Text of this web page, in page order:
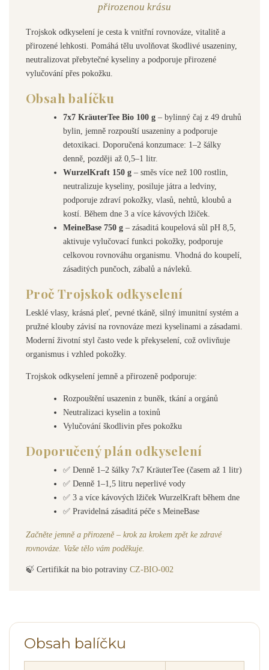
přirozenou krásu
Trojskok odkyselení je cesta k vnitřní rovnováze, vitalitě a
přirozené lehkosti. Pomáhá tělu uvolňovat škodlivé usazeniny,
neutralizovat přebytečné kyseliny a podporuje přirozené
vylučování přes pokožku.
Obsah balíčku
7x7 KräuterTee Bio 100 g – bylinný čaj z 49 druhů
bylin, jemně rozpouští usazeniny a podporuje
detoxikaci. Doporučená konzumace: 1–2 šálky
denně, později až 0,5–1 litr.
WurzelKraft 150 g – směs více než 100 rostlin,
neutralizuje kyseliny, posiluje játra a ledviny,
podporuje zdraví pokožky, vlasů, nehtů, kloubů a
kostí. Během dne 3 a více kávových lžiček.
MeineBase 750 g – zásaditá koupelová sůl pH 8,5,
aktivuje vylučovací funkci pokožky, podporuje
celkovou rovnováhu organismu. Vhodná do koupelí,
zásaditých punčoch, zábalů a návleků.
Proč Trojskok odkyselení
Lesklé vlasy, krásná pleť, pevné tkáně, silný imunitní systém a
pružné klouby závisí na rovnováze mezi kyselinami a zásadami.
Moderní životní styl často vede k překyselení, což ovlivňuje
organismus i vzhled pokožky.
Trojskok odkyselení jemně a přirozeně podporuje:
Rozpouštění usazenin z buněk, tkání a orgánů
Neutralizaci kyselin a toxinů
Vylučování škodlivin přes pokožku
Doporučený plán odkyselení
✅ Denně 1–2 šálky 7x7 KräuterTee (časem až 1 litr)
✅ Denně 1–1,5 litru neperlivé vody
✅ 3 a více kávových lžiček WurzelKraft během dne
✅ Pravidelná zásaditá péče s MeineBase
Začněte jemně a přirozeně – krok za krokem zpět ke zdravé
rovnováze. Vaše tělo vám poděkuje.
🍃 Certifikát na bio potraviny CZ-BIO-002
Obsah balíčku